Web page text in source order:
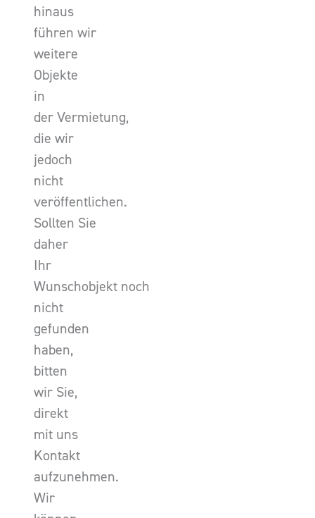
hinaus
führen wir
weitere
Objekte
in
der Vermietung,
die wir
jedoch
nicht
veröffentlichen.
Sollten Sie
daher
Ihr
Wunschobjekt noch
nicht
gefunden
haben,
bitten
wir Sie,
direkt
mit uns
Kontakt
aufzunehmen.
Wir